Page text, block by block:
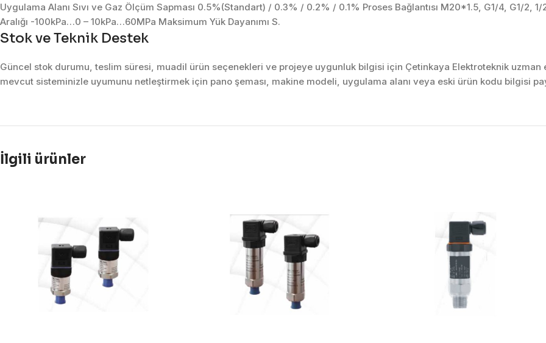
Uygulama Alanı Sıvı ve Gaz Ölçüm Sapması 0.5%(Standart) / 0.3% / 0.2% / 0.1% Proses Bağlantısı M20*1.5, G1/4, G1/2, 1/
Aralığı -100kPa…0 – 10kPa…60MPa Maksimum Yük Dayanımı S.
Stok ve Teknik Destek
Güncel stok durumu, teslim süresi, muadil ürün seçenekleri ve projeye uygunluk bilgisi için Çetinkaya Elektroteknik
mevcut sisteminizle uyumunu netleştirmek için pano şeması, makine modeli, uygulama alanı veya eski ürün kodu bilgisi
İlgili ürünler